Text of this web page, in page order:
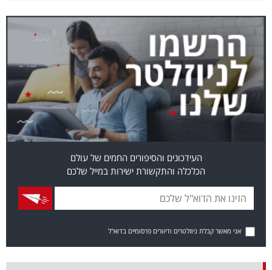
קריירה
ולימודים
מינויים
רייטינג
רכב
ופנאי
תיירות
העידכונים והסיפורים החמים של עולם
הכלכלה והתקשורת ישירות במייל שלכם
אני מאשר קבלת ניוזלטרים ודיוורים פרסומיים בדוא"ל